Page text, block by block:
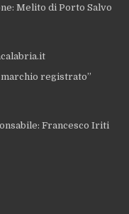
Melito di Porto Salvo
marchio registrato”
Francesco Iriti